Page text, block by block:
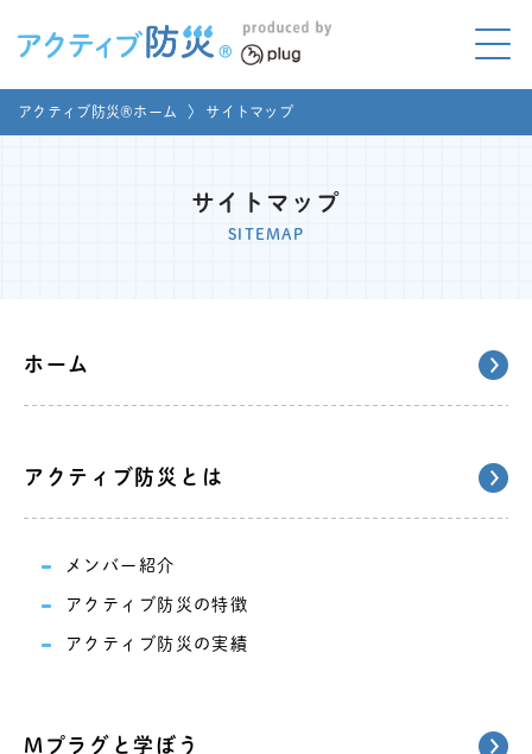
アクティブ防災とは?
講座のご依頼
お問い合わせ 運営団体
アクティブ防災®ホーム 〉 サイトマップ
サイトマップ
SITEMAP
ホーム
アクティブ防災とは
メンバー紹介
アクティブ防災の特徴
アクティブ防災の実績
Mプラグと学ぼう